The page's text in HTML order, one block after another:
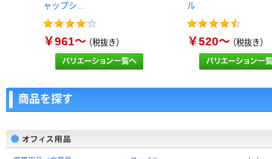
ャップシ…
￥961～（税抜き）
ル
￥520～（税抜き）
商品を探す